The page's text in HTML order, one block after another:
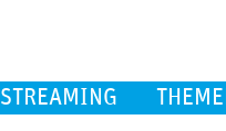
STREAMING